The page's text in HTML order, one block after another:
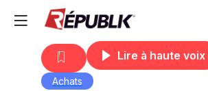
Lire à haute voix
Achats